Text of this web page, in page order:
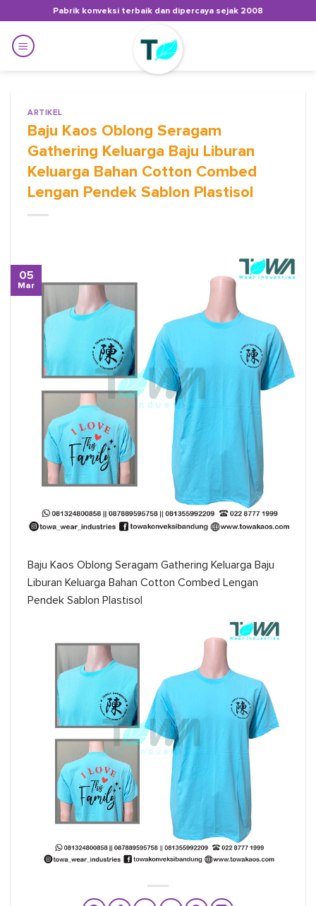
to
content
Pabrik konveksi terbaik dan dipercaya sejak 2008
ARTIKEL
Baju Kaos Oblong Seragam
Gathering Keluarga Baju Liburan
Keluarga Bahan Cotton Combed
Lengan Pendek Sablon Plastisol
05
Mar
Baju Kaos Oblong Seragam Gathering Keluarga Baju
Liburan Keluarga Bahan Cotton Combed Lengan
Pendek Sablon Plastisol